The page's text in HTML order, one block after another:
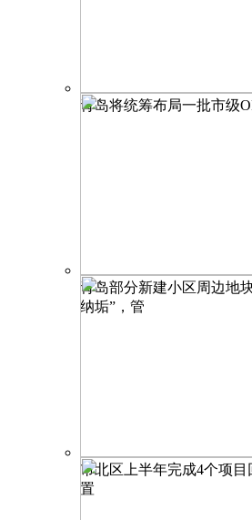
青岛将统筹布局一批市级
青岛部分新建小区周边地
纳垢”，管
市北区上半年完成4个项目
置